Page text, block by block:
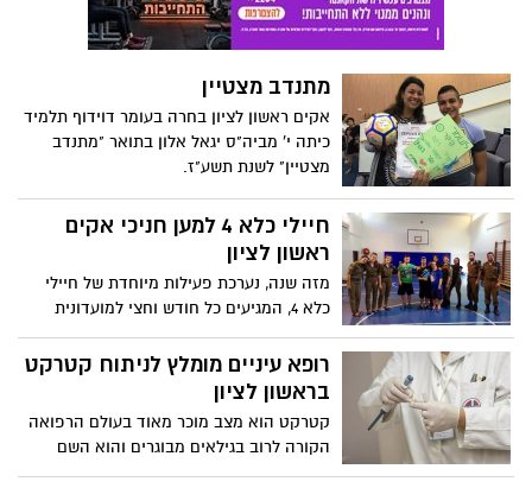
מתנדב מצטיין
אקים ראשון לציון בחרה בעומר דוידוף תלמיד
כיתה י' מביה"ס יגאל אלון בתואר "מתנדב
מצטיין" לשנת תשע"ז.
חיילי כלא 4 למען חניכי אקים
ראשון לציון
מזה שנה, נערכת פעילות מיוחדת של חיילי
כלא 4, המגיעים כל חודש וחצי למועדונית
בלקינד, מועדונית השייכת לאקים ראשון
לציון.
רופא עיניים מומלץ לניתוח קטרקט
בראשון לציון
קטרקט הוא מצב מוכר מאוד בעולם הרפואה
הקורה לרוב בגילאים מבוגרים והוא השם
הרפואי של תופעת העכירות בעדשת העין.